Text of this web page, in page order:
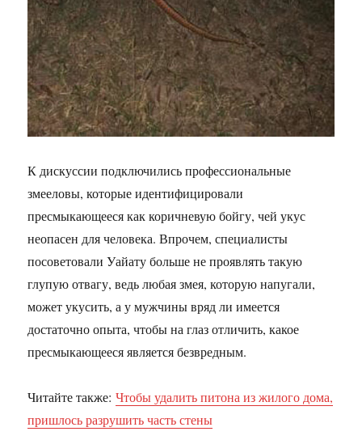
К дискуссии подключились профессиональные
змееловы, которые идентифицировали
пресмыкающееся как коричневую бойгу, чей укус
неопасен для человека. Впрочем, специалисты
посоветовали Уайату больше не проявлять такую
глупую отвагу, ведь любая змея, которую напугали,
может укусить, а у мужчины вряд ли имеется
достаточно опыта, чтобы на глаз отличить, какое
пресмыкающееся является безвредным.
Читайте также:Чтобы удалить питона из жилого дома,
пришлось разрушить часть стены